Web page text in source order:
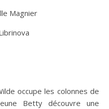
Magnier
occupe les colonnes de
Betty découvre une